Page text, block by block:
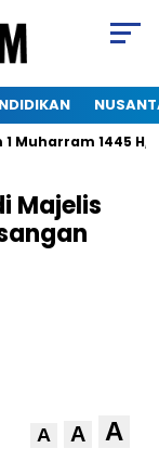
1445
Majelis
A A A